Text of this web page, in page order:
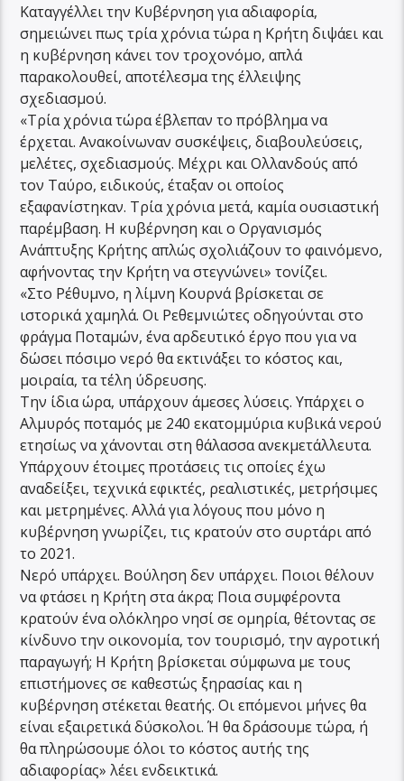
Καταγγέλλει την Κυβέρνηση για αδιαφορία,
σημειώνει πως τρία χρόνια τώρα η Κρήτη διψάει και
η κυβέρνηση κάνει τον τροχονόμο, απλά
παρακολουθεί, αποτέλεσμα της έλλειψης
σχεδιασμού.
«Τρία χρόνια τώρα έβλεπαν το πρόβλημα να
έρχεται. Ανακοίνωναν συσκέψεις, διαβουλεύσεις,
μελέτες, σχεδιασμούς. Μέχρι και Ολλανδούς από
τον Ταύρο, ειδικούς, έταξαν οι οποίος
εξαφανίστηκαν. Τρία χρόνια μετά, καμία ουσιαστική
παρέμβαση. Η κυβέρνηση και ο Οργανισμός
Ανάπτυξης Κρήτης απλώς σχολιάζουν το φαινόμενο,
αφήνοντας την Κρήτη να στεγνώνει» τονίζει.
«Στο Ρέθυμνο, η λίμνη Κουρνά βρίσκεται σε
ιστορικά χαμηλά. Οι Ρεθεμνιώτες οδηγούνται στο
φράγμα Ποταμών, ένα αρδευτικό έργο που για να
δώσει πόσιμο νερό θα εκτινάξει το κόστος και,
μοιραία, τα τέλη ύδρευσης.
Την ίδια ώρα, υπάρχουν άμεσες λύσεις. Υπάρχει ο
Αλμυρός ποταμός με 240 εκατομμύρια κυβικά νερού
ετησίως να χάνονται στη θάλασσα ανεκμετάλλευτα.
Υπάρχουν έτοιμες προτάσεις τις οποίες έχω
αναδείξει, τεχνικά εφικτές, ρεαλιστικές, μετρήσιμες
και μετρημένες. Αλλά για λόγους που μόνο η
κυβέρνηση γνωρίζει, τις κρατούν στο συρτάρι από
το 2021.
Νερό υπάρχει. Βούληση δεν υπάρχει. Ποιοι θέλουν
να φτάσει η Κρήτη στα άκρα; Ποια συμφέροντα
κρατούν ένα ολόκληρο νησί σε ομηρία, θέτοντας σε
κίνδυνο την οικονομία, τον τουρισμό, την αγροτική
παραγωγή; Η Κρήτη βρίσκεται σύμφωνα με τους
επιστήμονες σε καθεστώς ξηρασίας και η
κυβέρνηση στέκεται θεατής. Οι επόμενοι μήνες θα
είναι εξαιρετικά δύσκολοι. Ή θα δράσουμε τώρα, ή
θα πληρώσουμε όλοι το κόστος αυτής της
αδιαφορίας» λέει ενδεικτικά.